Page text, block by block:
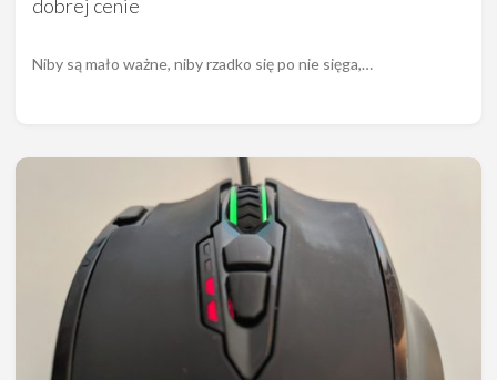
dobrej cenie
Niby są mało ważne, niby rzadko się po nie sięga,…